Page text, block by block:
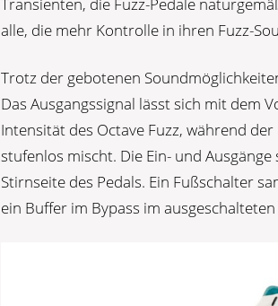
Transienten, die Fuzz-Pedale
alle, die mehr Kontrolle in ihren Fuzz-
Trotz der gebotenen
Das Ausgangssignal lässt sich mit dem
Intensität des Octave Fuzz, während
stufenlos mischt. Die Ein- und
Stirnseite des Pedals. Ein Fußschalter
ein Buffer im Bypass im